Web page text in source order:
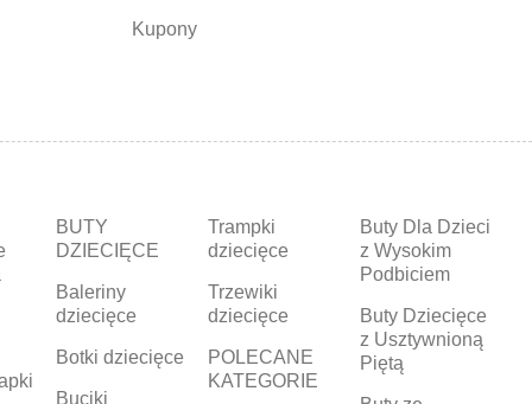
Kupony
BUTY
DZIECIĘCE
Baleriny
dziecięce
Botki dziecięce
Buciki
Trampki
dziecięce
Trzewiki
dziecięce
POLECANE
KATEGORIE
Buty Dla Dzieci
z Wysokim
Podbiciem
Buty Dziecięce
z Usztywnioną
Piętą